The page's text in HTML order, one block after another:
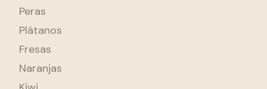
Peras
Plátanos
Fresas
Naranjas